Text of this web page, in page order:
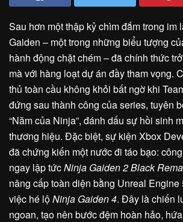
Sau hơn một thập kỷ chìm đắm trong im
Gaiden – một trong những biểu tượng
hành động chặt chém – đã chính thức
mà với hàng loạt dự án đầy tham vọng.
thủ toàn cầu không khỏi bất ngờ khi
đứng sau thành công của series, tuyên
“Năm của Ninja”, đánh dấu sự hồi sinh
thương hiệu. Đặc biệt, sự kiện Xbox
đã chứng kiến một nước đi táo bạo:
ngay lập tứcNinja Gaiden 2 Black
nâng cấp toàn diện bằng Unreal Engine
việc hé lộNinja Gaiden 4. Đây là chiến
ngoan, tạo nên bước đệm hoàn hảo,